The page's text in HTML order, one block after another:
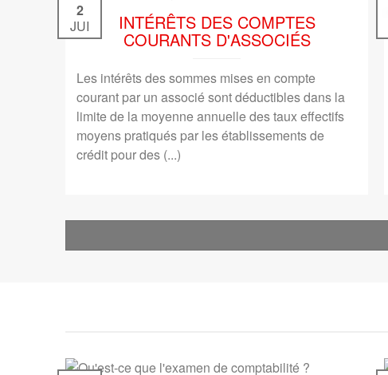
INTÉRÊTS DES COMPTES
COURANTS D'ASSOCIÉS
2
JUI
Les intérêts des sommes mises en compte
courant par un associé sont déductibles dans la
limite de la moyenne annuelle des taux effectifs
moyens pratiqués par les établissements de
crédit pour des (...)